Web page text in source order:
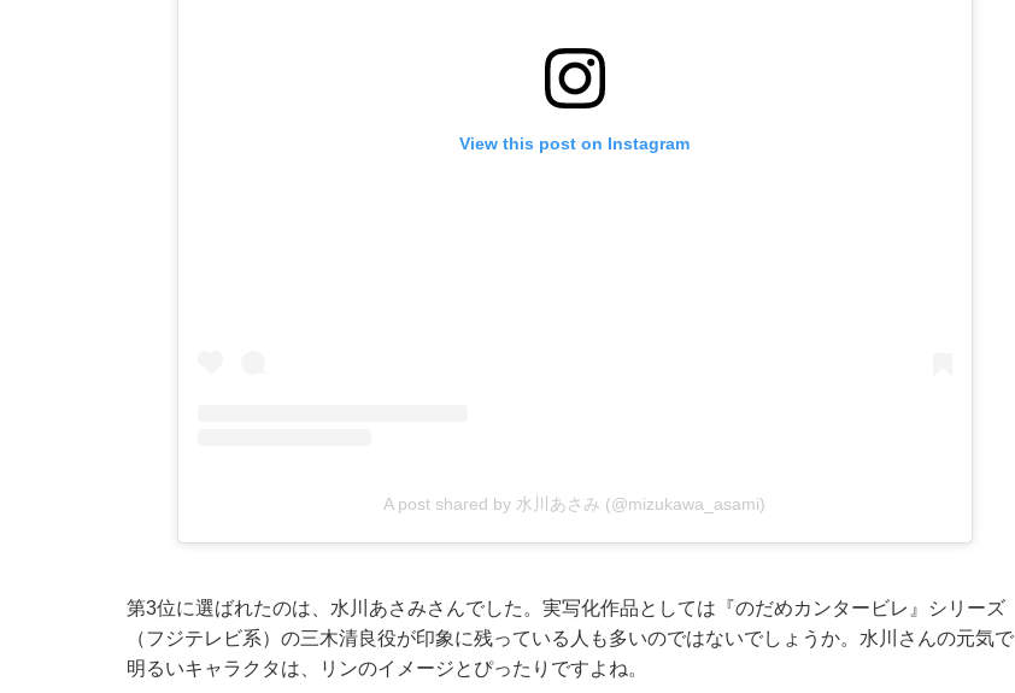
View this post on Instagram
A post shared by 水川あさみ (@mizukawa_asami)
第3位に選ばれたのは、水川あさみさんでした。実写化作品としては『のだめカンタービレ』シリーズ
（フジテレビ系）の三木清良役が印象に残っている人も多いのではないでしょうか。水川さんの元気で
明るいキャラクタは、リンのイメージとぴったりですよね。